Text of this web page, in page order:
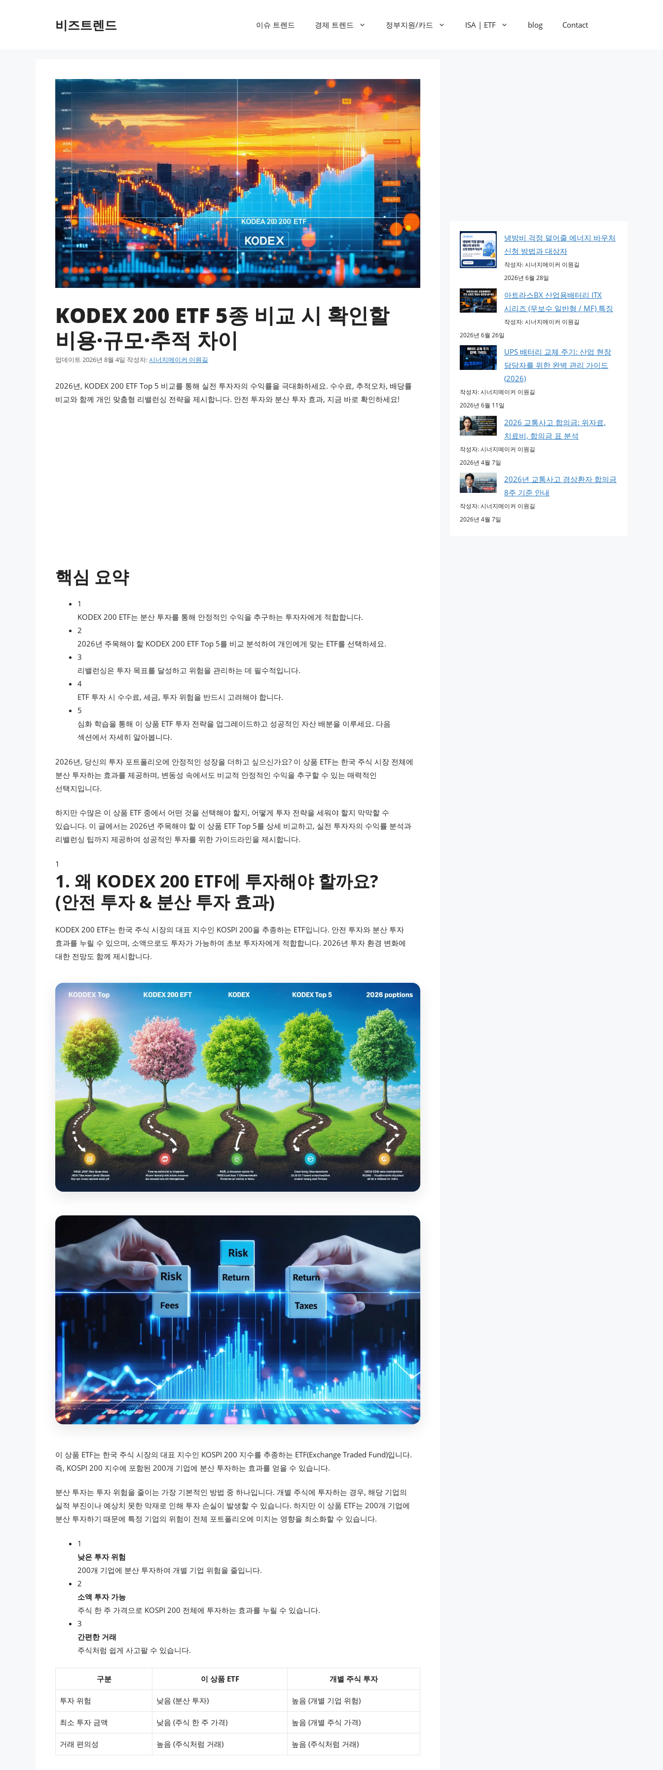
비즈트렌드 이슈 트렌드 경제 트렌드 정부지원/카드 ISA | ETF blog Contact
KODEX 200 ETF 5종 비교 시 확인할
비용·규모·추적 차이
업데이트 2026년 8월 4일 작성자:시너지메이커 이원길
2026년, KODEX 200 ETF Top 5 비교를 통해 실전 투자자의 수익률을 극대화하세요. 수수료, 추적오차, 배당률
비교와 함께 개인 맞춤형 리밸런싱 전략을 제시합니다. 안전 투자와 분산 투자 효과, 지금 바로 확인하세요!
핵심 요약
1
KODEX 200 ETF는 분산 투자를 통해 안정적인 수익을 추구하는 투자자에게 적합합니다.
2
2026년 주목해야 할 KODEX 200 ETF Top 5를 비교 분석하여 개인에게 맞는 ETF를 선택하세요.
3
리밸런싱은 투자 목표를 달성하고 위험을 관리하는 데 필수적입니다.
4
ETF 투자 시 수수료, 세금, 투자 위험을 반드시 고려해야 합니다.
5
심화 학습을 통해 이 상품 ETF 투자 전략을 업그레이드하고 성공적인 자산 배분을 이루세요. 다음
섹션에서 자세히 알아봅니다.
2026년, 당신의 투자 포트폴리오에 안정적인 성장을 더하고 싶으신가요? 이 상품 ETF는 한국 주식 시장 전체에
분산 투자하는 효과를 제공하며, 변동성 속에서도 비교적 안정적인 수익을 추구할 수 있는 매력적인
선택지입니다.
하지만 수많은 이 상품 ETF 중에서 어떤 것을 선택해야 할지, 어떻게 투자 전략을 세워야 할지 막막할 수
있습니다. 이 글에서는 2026년 주목해야 할 이 상품 ETF Top 5를 상세 비교하고, 실전 투자자의 수익률 분석과
리밸런싱 팁까지 제공하여 성공적인 투자를 위한 가이드라인을 제시합니다.
1
1. 왜 KODEX 200 ETF에 투자해야 할까요?
(안전 투자 & 분산 투자 효과)
KODEX 200 ETF는 한국 주식 시장의 대표 지수인 KOSPI 200을 추종하는 ETF입니다. 안전 투자와 분산 투자
효과를 누릴 수 있으며, 소액으로도 투자가 가능하여 초보 투자자에게 적합합니다. 2026년 투자 환경 변화에
대한 전망도 함께 제시합니다.
이 상품 ETF는 한국 주식 시장의 대표 지수인 KOSPI 200 지수를 추종하는 ETF(Exchange Traded Fund)입니다.
즉, KOSPI 200 지수에 포함된 200개 기업에 분산 투자하는 효과를 얻을 수 있습니다.
분산 투자는 투자 위험을 줄이는 가장 기본적인 방법 중 하나입니다. 개별 주식에 투자하는 경우, 해당 기업의
실적 부진이나 예상치 못한 악재로 인해 투자 손실이 발생할 수 있습니다. 하지만 이 상품 ETF는 200개 기업에
분산 투자하기 때문에 특정 기업의 위험이 전체 포트폴리오에 미치는 영향을 최소화할 수 있습니다.
1
낮은 투자 위험
200개 기업에 분산 투자하여 개별 기업 위험을 줄입니다.
2
소액 투자 가능
주식 한 주 가격으로 KOSPI 200 전체에 투자하는 효과를 누릴 수 있습니다.
3
간편한 거래
주식처럼 쉽게 사고팔 수 있습니다.
구분 이 상품 ETF 개별 주식 투자
투자 위험 낮음 (분산 투자) 높음 (개별 기업 위험)
최소 투자 금액 낮음 (주식 한 주 가격) 높음 (개별 주식 가격)
거래 편의성 높음 (주식처럼 거래) 높음 (주식처럼 거래)
냉방비 걱정 덜어줄 에너지 바우처
신청 방법과 대상자
작성자: 시너지메이커 이원길
2026년 6월 28일
아트라스BX 산업용배터리 ITX
시리즈 (무보수 일반형 / MF) 특징
작성자: 시너지메이커 이원길
2026년 6월 26일
UPS 배터리 교체 주기: 산업 현장
담당자를 위한 완벽 관리 가이드
(2026)
작성자: 시너지메이커 이원길
2026년 6월 11일
2026 교통사고 합의금: 위자료,
치료비, 합의금 표 분석
작성자: 시너지메이커 이원길
2026년 4월 7일
2026년 교통사고 경상환자 합의금
8주 기준 안내
작성자: 시너지메이커 이원길
2026년 4월 7일